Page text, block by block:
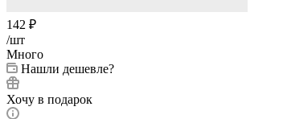
142 ₽
/шт
Много
Нашли дешевле?
Хочу в подарок